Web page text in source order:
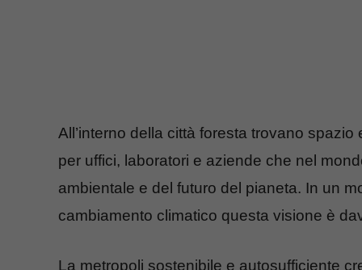
All’interno della città foresta trovano
per uffici, laboratori e aziende che nel
ambientale e del futuro del pianeta. In un
cambiamento climatico questa visione è
La metropoli sostenibile e autosufficiente